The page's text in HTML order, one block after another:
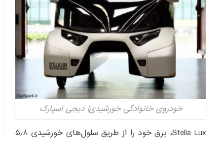
خودروی خانوادگی خورشیدی| دیجی اسپارک
Stella Lux، برق خود را از طریق سلول‌های خورشیدی ۵٫۸